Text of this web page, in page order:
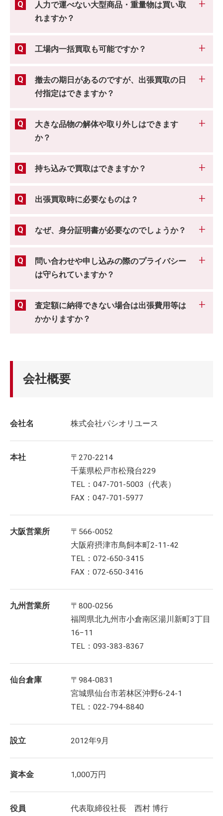
人力で運べない大型商品・重量物は買い取
れますか？
工場内一括買取も可能ですか？
撤去の期日があるのですが、出張買取の日
付指定はできますか？
大きな品物の解体や取り外しはできます
か？
持ち込みで買取はできますか？
出張買取時に必要なものは？
なぜ、身分証明書が必要なのでしょうか？
問い合わせや申し込みの際のプライバシー
は守られていますか？
査定額に納得できない場合は出張費用等は
かかりますか？
会社概要
会社名 株式会社パシオリユース
本社
〒270-2214
千葉県松戸市松飛台229
TEL：047-701-5003（代表）
FAX：047-701-5977
大阪営業所
〒566-0052
大阪府摂津市鳥飼本町2-11-42
TEL：072-650-3415
FAX：072-650-3416
九州営業所
〒800-0256
福岡県北九州市小倉南区湯川新町3丁目
16−11
TEL：093-383-8367
仙台倉庫
〒984-0831
宮城県仙台市若林区沖野6-24-1
TEL：022-794-8840
設立 2012年9月
資本金 1,000万円
役員 代表取締役社長 西村 博行